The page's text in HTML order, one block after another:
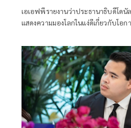
เอเอฟพีรายงานว่าประธานาธิบดีโด
แสดงความมองโลกในแง่ดีเกี่ยวกับโอ
ที่สามติดต่อกัน